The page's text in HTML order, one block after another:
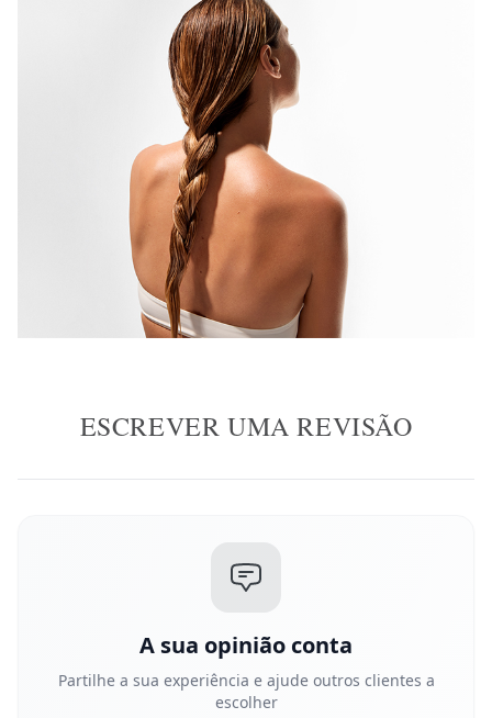
ESCREVER UMA REVISÃO
A sua opinião conta
Partilhe a sua experiência e ajude outros clientes a
escolher